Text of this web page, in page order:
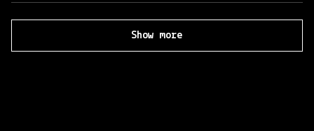
Show more